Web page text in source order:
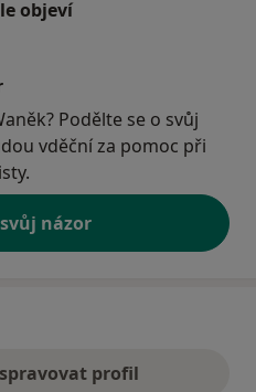
objeví
Podělte se o svůj
vděční za pomoc při
názor
profil